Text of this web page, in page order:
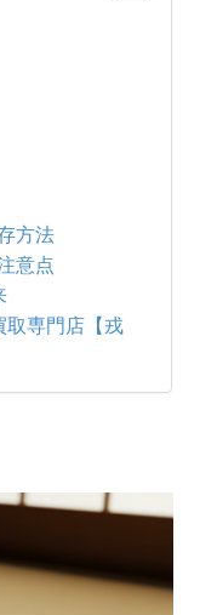
方法
意点
取専門店【戎